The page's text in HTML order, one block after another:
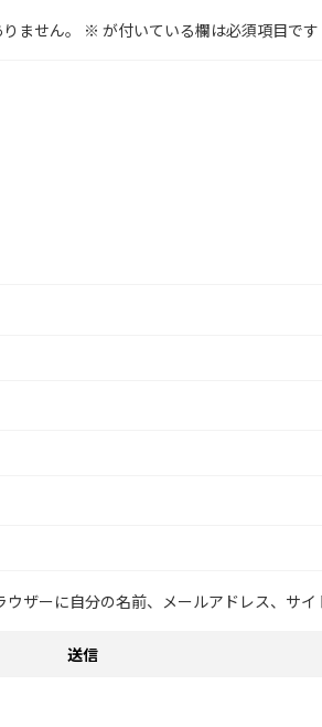
ません。 ※ が付いている欄は必須項目です
ザーに自分の名前、メールアドレス、サイ